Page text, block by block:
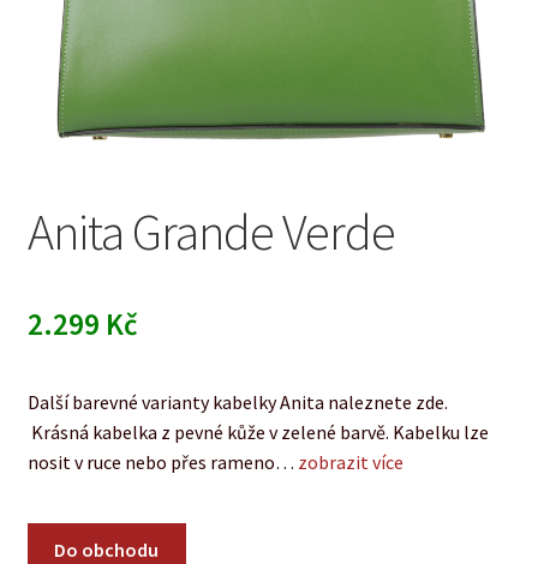
Anita Grande Verde
2.299 Kč
Další barevné varianty kabelky Anita naleznete zde.
Krásná kabelka z pevné kůže v zelené barvě. Kabelku lze
nosit v ruce nebo přes rameno… zobrazit více
Do obchodu